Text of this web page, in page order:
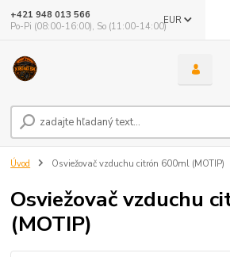
EUR
+421 948 013 566
Po-Pi (08:00-16:00), So (11:00-14:00)
Úvod Osviežovač vzduchu citrón 600ml (MOTIP)
Osviežovač vzduchu
(MOTIP)